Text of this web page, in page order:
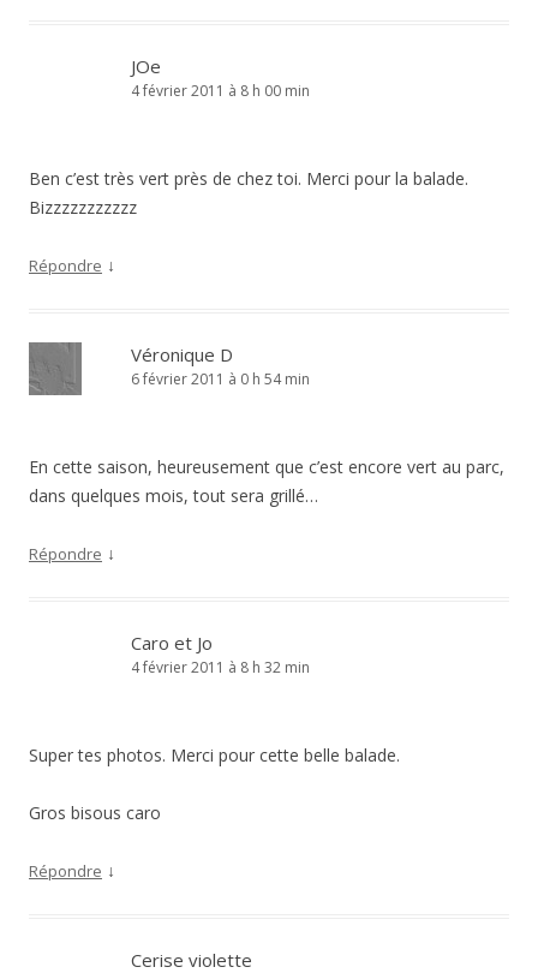
JOe
4 février 2011 à 8 h 00 min
Ben c’est très vert près de chez toi. Merci pour la balade.
Bizzzzzzzzzzz
Répondre ↓
Véronique D
6 février 2011 à 0 h 54 min
En cette saison, heureusement que c’est encore vert au parc,
dans quelques mois, tout sera grillé…
Répondre ↓
Caro et Jo
4 février 2011 à 8 h 32 min
Super tes photos. Merci pour cette belle balade.
Gros bisous caro
Répondre ↓
Cerise violette